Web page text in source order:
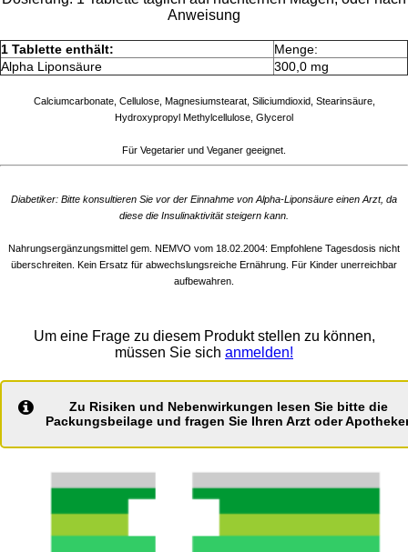
Anweisung
1 Tablette enthält:
Menge:
Alpha Liponsäure
300,0 mg
Calciumcarbonate, Cellulose, Magnesiumstearat, Siliciumdioxid, Stearinsäure,
Hydroxypropyl Methylcellulose, Glycerol
Für Vegetarier und Veganer geeignet.
Diabetiker: Bitte konsultieren Sie vor der Einnahme von Alpha-Liponsäure einen Arzt, da
diese die Insulinaktivität steigern kann.
Nahrungsergänzungsmittel gem. NEMVO vom 18.02.2004: Empfohlene Tagesdosis nicht
überschreiten. Kein Ersatz für abwechslungsreiche Ernährung. Für Kinder unerreichbar
aufbewahren.
Um eine Frage zu diesem Produkt stellen zu können,
müssen Sie sich anmelden!
Zu Risiken und Nebenwirkungen lesen Sie bitte die
Packungsbeilage und fragen Sie Ihren Arzt oder